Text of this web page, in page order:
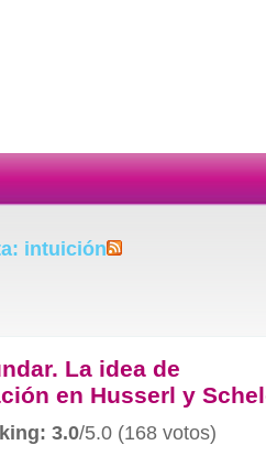
intuición
La idea de
en Husserl y
3.0/5.0 (168 votos)